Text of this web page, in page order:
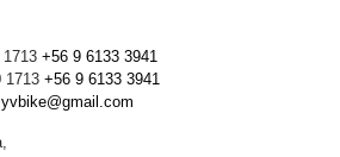
+56 9 6133 3941
1713 +56 9 6133 3941